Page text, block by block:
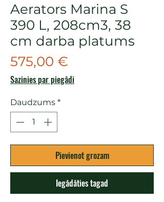
Aerators Marina S
390 L, 208cm3, 38
cm darba platums
575,00 €
Sazinies par piegādi
Daudzums *
Pievienot grozam
Iegādāties tagad